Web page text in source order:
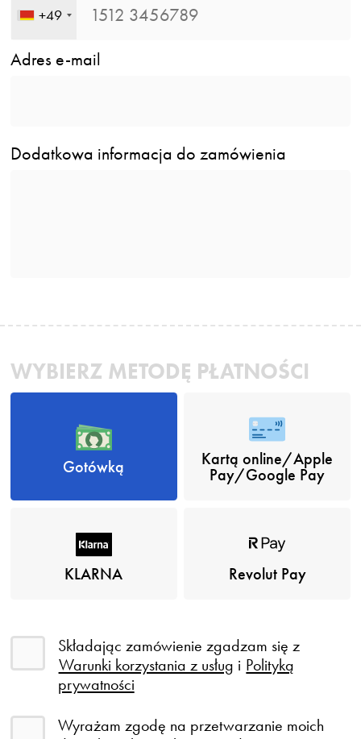
+49
Adres e-mail
Dodatkowa informacja do zamówienia
WYBIERZ METODĘ PŁATNOŚCI
Gotówką
Kartą online/Apple
Pay/Google Pay
KLARNA Revolut Pay
Składając zamówienie zgadzam się z
Warunki korzystania z usług i Polityką
prywatności
Wyrażam zgodę na przetwarzanie moich